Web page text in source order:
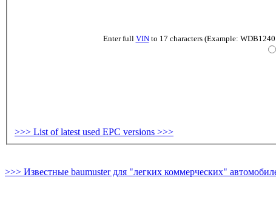
Enter full VINto 17 characters (Example:
>>> List of latest used EPC versions >>>
>>> Известные baumuster для "легких коммерческих"